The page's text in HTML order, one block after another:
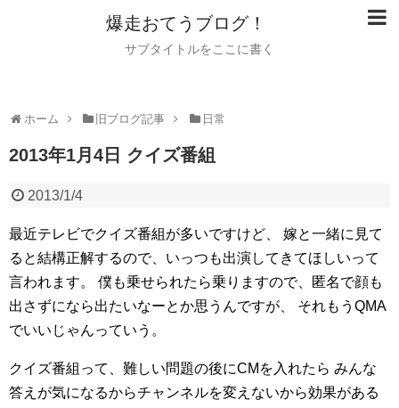
爆走おてうブログ！
サブタイトルをここに書く
ホーム 旧ブログ記事 日常
2013年1月4日 クイズ番組
2013/1/4
最近テレビでクイズ番組が多いですけど、
嫁と一緒に見て
ると結構正解するので、いっつも出演してきてほしいって
言われます。
僕も乗せられたら乗りますので、匿名で顔も
出さずになら出たいなーとか思うんですが、
それもうQMA
でいいじゃんっていう。
クイズ番組って、難しい問題の後にCMを入れたら みんな
答えが気になるからチャンネルを変えないから効果がある